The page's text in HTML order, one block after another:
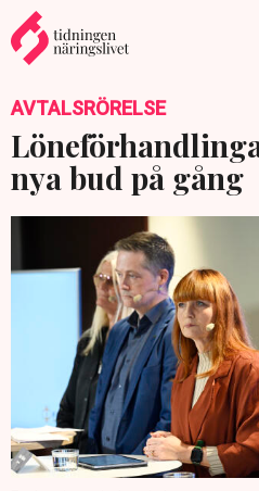
AVTALSRÖRELSE
nya bud på gång